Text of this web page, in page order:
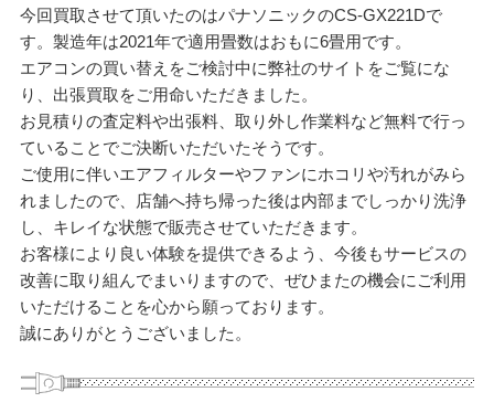
今回買取させて頂いたのはパナソニックのCS-GX221Dで
す。製造年は2021年で適用畳数はおもに6畳用です。
エアコンの買い替えをご検討中に弊社のサイトをご覧にな
り、出張買取をご用命いただきました。
お見積りの査定料や出張料、取り外し作業料など無料で行っ
ていることでご決断いただいたそうです。
ご使用に伴いエアフィルターやファンにホコリや汚れがみら
れましたので、店舗へ持ち帰った後は内部までしっかり洗浄
し、キレイな状態で販売させていただきます。
お客様により良い体験を提供できるよう、今後もサービスの
改善に取り組んでまいりますので、ぜひまたの機会にご利用
いただけることを心から願っております。
誠にありがとうございました。